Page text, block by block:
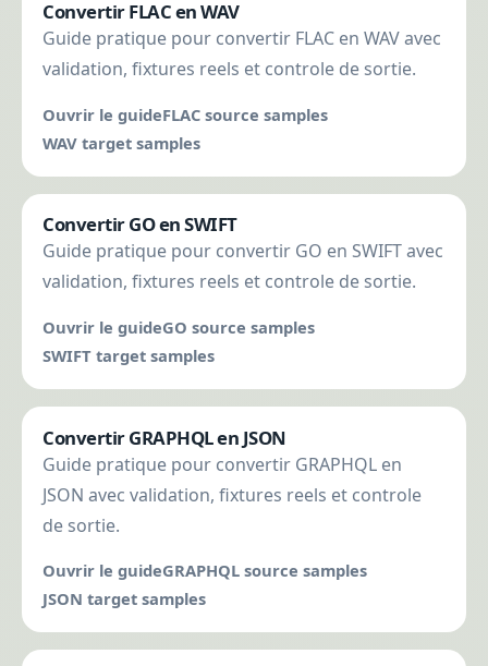
Convertir FLAC en WAV
Guide pratique pour convertir FLAC en WAV avec
validation, fixtures reels et controle de sortie.
Ouvrir le guideFLAC source samples
WAV target samples
Convertir GO en SWIFT
Guide pratique pour convertir GO en SWIFT avec
validation, fixtures reels et controle de sortie.
Ouvrir le guideGO source samples
SWIFT target samples
Convertir GRAPHQL en JSON
Guide pratique pour convertir GRAPHQL en
JSON avec validation, fixtures reels et controle
de sortie.
Ouvrir le guideGRAPHQL source samples
JSON target samples